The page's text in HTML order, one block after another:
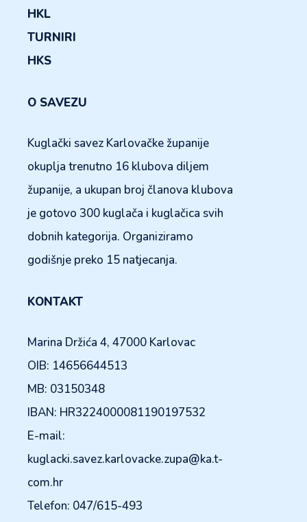
HKL
TURNIRI
HKS
O SAVEZU
Kuglački savez Karlovačke županije
okuplja trenutno 16 klubova diljem
županije, a ukupan broj članova klubova
je gotovo 300 kuglača i kuglačica svih
dobnih kategorija. Organiziramo
godišnje preko 15 natjecanja.
KONTAKT
Marina Držića 4, 47000 Karlovac
OIB: 14656644513
MB: 03150348
IBAN: HR3224000081190197532
E-mail:
kuglacki.savez.karlovacke.zupa@ka.t-
com.hr
Telefon: 047/615-493